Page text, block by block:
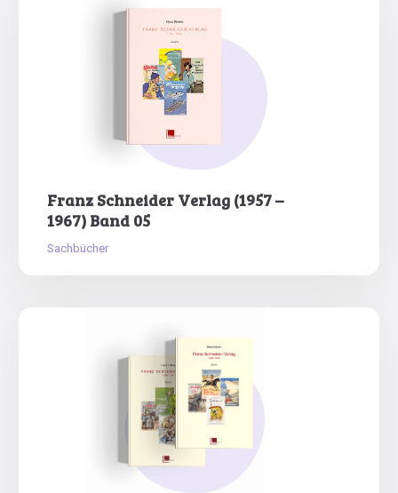
Franz Schneider Verlag (1957 –
1967) Band 05
Sachbücher